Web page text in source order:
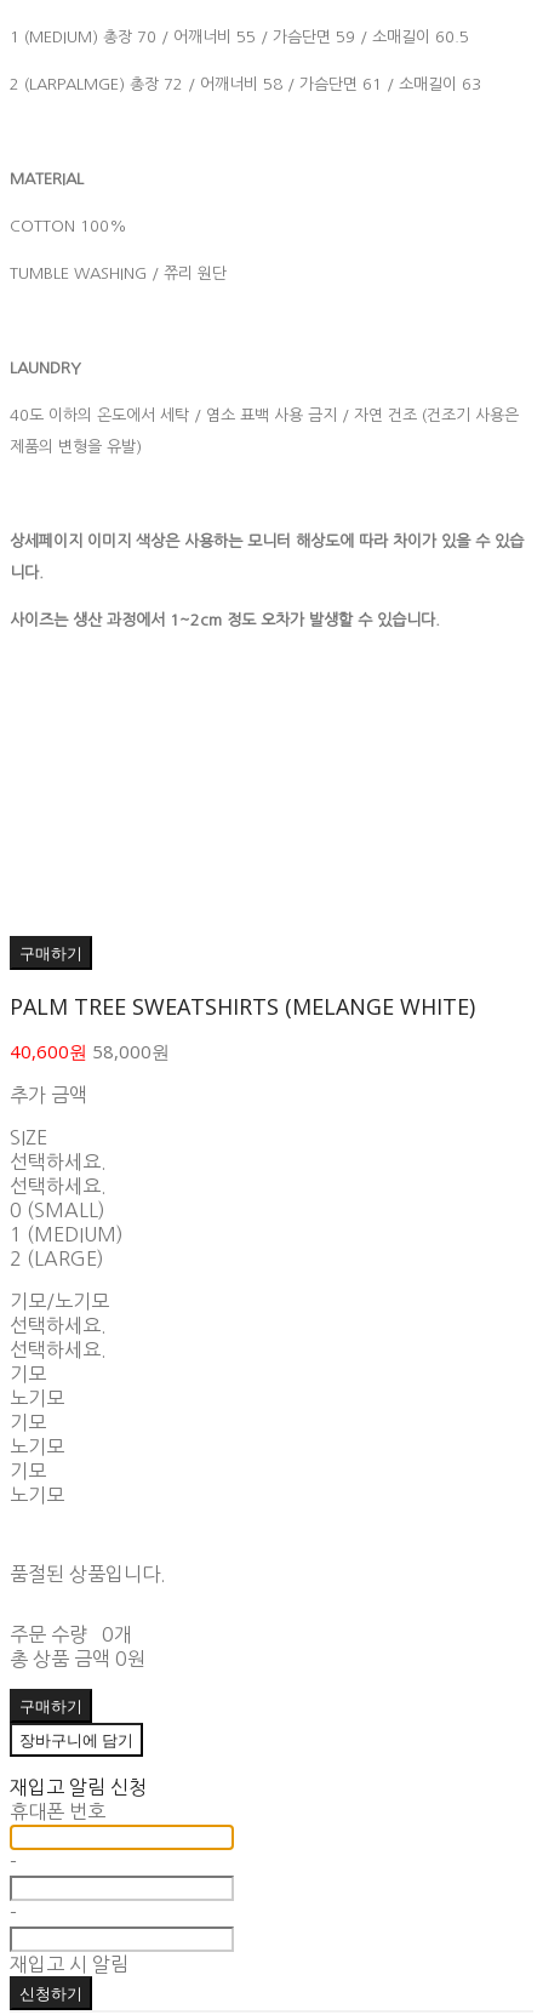
1 (MEDIUM) 총장 70 / 어깨너비 55 / 가슴단면 59 / 소매길이 60.5
2 (LARPALMGE) 총장 72 / 어깨너비 58 / 가슴단면 61 / 소매길이 63
MATERIAL
COTTON 100%
TUMBLE WASHING / 쮸리 원단
LAUNDRY
40도 이하의 온도에서 세탁 / 염소 표백 사용 금지 / 자연 건조 (건조기 사용은
제품의 변형을 유발)
상세페이지 이미지 색상은 사용하는 모니터 해상도에 따라 차이가 있을 수 있습
니다.
사이즈는 생산 과정에서 1~2cm 정도 오차가 발생할 수 있습니다.
구매하기
PALM TREE SWEATSHIRTS (MELANGE WHITE)
40,600원 58,000원
추가 금액
SIZE
선택하세요.
선택하세요.
0 (SMALL)
1 (MEDIUM)
2 (LARGE)
기모/노기모
선택하세요.
선택하세요.
기모
노기모
기모
노기모
기모
노기모
품절된 상품입니다.
주문 수량
0개
총 상품 금액 0원
구매하기
장바구니에 담기
재입고 알림 신청
휴대폰 번호
-
-
재입고 시 알림
신청하기